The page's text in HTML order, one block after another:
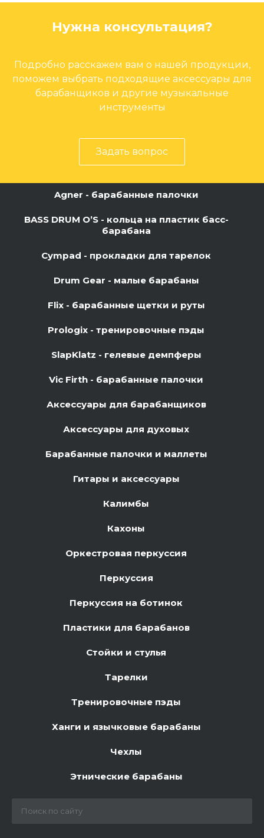
Нужна консультация?
Подробно расскажем вам о нашей продукции,
поможем выбрать подходящие аксессуары для
барабанщиков и другие музыкальные
инструменты
Задать вопрос
Agner - барабанные палочки
BASS DRUM O’S - кольца на пластик басс-
барабана
Cympad - прокладки для тарелок
Drum Gear - малые барабаны
Flix - барабанные щетки и руты
Prologix - тренировочные пэды
SlapKlatz - гелевые демпферы
Vic Firth - барабанные палочки
Аксессуары для барабанщиков
Аксессуары для духовых
Барабанные палочки и маллеты
Гитары и аксессуары
Калимбы
Кахоны
Оркестровая перкуссия
Перкуссия
Перкуссия на ботинок
Пластики для барабанов
Стойки и стулья
Тарелки
Тренировочные пэды
Ханги и язычковые барабаны
Чехлы
Этнические барабаны